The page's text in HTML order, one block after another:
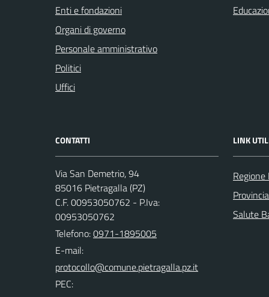
Enti e fondazioni
Organi di governo
Personale amministrativo
Politici
Uffici
CONTATTI
Via San Demetrio, 94
85016 Pietragalla (PZ)
C.F. 00953050762 - P.Iva:
00953050762
Telefono:0971-1895005
E-mail:
PEC:
LINK
Salute